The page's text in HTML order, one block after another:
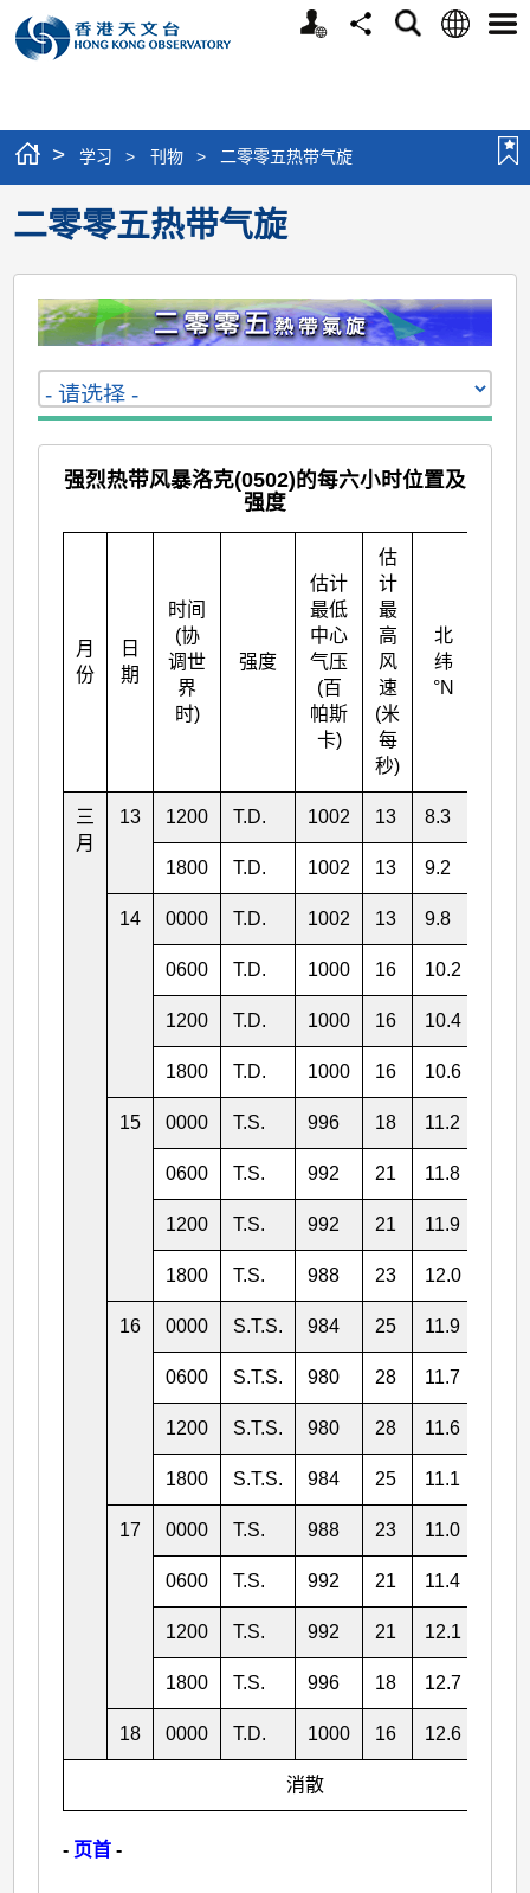
个
分
搜
语
选
> 学习 > 刊物 > 二零零五热带气旋
二零零五热带气旋
强烈热带风暴洛克(0502)的每六小时位置及
强度
月
份
日
期
时间
(协
调世
界
时)
强度
估计
最低
中心
气压
(百
帕斯
卡)
估
计
最
高
风
速
(米
每
秒)
北
纬
°N
三
月
13 1200 T.D. 1002 13 8.3
1800 T.D. 1002 13 9.2
14 0000 T.D. 1002 13 9.8
0600 T.D. 1000 16 10.2
1200 T.D. 1000 16 10.4
1800 T.D. 1000 16 10.6
15 0000 T.S. 996 18 11.2
0600 T.S. 992 21 11.8
1200 T.S. 992 21 11.9
1800 T.S. 988 23 12.0
16 0000 S.T.S. 984 25 11.9
0600 S.T.S. 980 28 11.7
1200 S.T.S. 980 28 11.6
1800 S.T.S. 984 25 11.1
17 0000 T.S. 988 23 11.0
0600 T.S. 992 21 11.4
1200 T.S. 992 21 12.1
1800 T.S. 996 18 12.7
18 0000 T.D. 1000 16 12.6
消散
- 页首 -